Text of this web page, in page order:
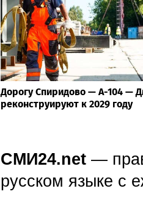
Дорогу Спиридово — А-104 —
реконструируют к 2029 году
СМИ24.net —
русском языке с